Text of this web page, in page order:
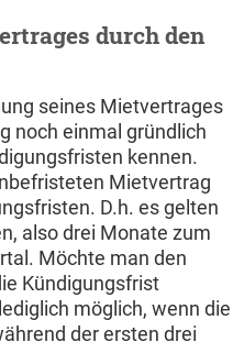
durch den
seines Mietvertrages
noch einmal gründlich
kennen.
Mietvertrag
D.h. es gelten
also drei Monate zum
Möchte man den
Kündigungsfrist
möglich, wenn die
der ersten drei